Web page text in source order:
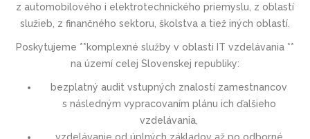
z automobilového i elektrotechnic­kého priemyslu, z oblastí
služieb, z finančného sektoru, školstva a tiež iných oblastí.
Poskytujeme **komplexné služby v oblasti IT vzdelávania **
na území celej Slovenskej republiky:
bezplatný audit vstupných znalostí zamestnancov
s následným vypracovaním plánu ich ďalšieho
vzdelávania,